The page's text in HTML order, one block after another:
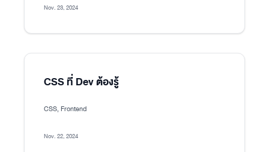
Nov. 23, 2024
CSS ที่ Dev ต้องรู้
CSS, Frontend
Nov. 22, 2024